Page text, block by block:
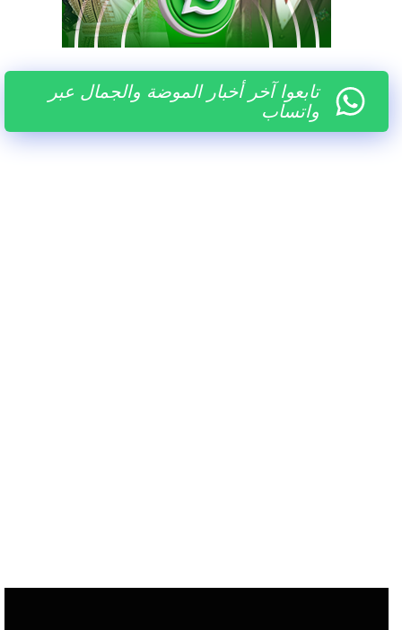
تابعوا آخر أخبار الموضة والجمال عبر
واتساب